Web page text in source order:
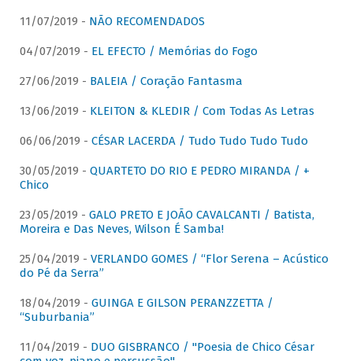
11/07/2019 - NÃO RECOMENDADOS
04/07/2019 - EL EFECTO / Memórias do Fogo
27/06/2019 - BALEIA / Coração Fantasma
13/06/2019 - KLEITON & KLEDIR / Com Todas As Letras
06/06/2019 - CÉSAR LACERDA / Tudo Tudo Tudo Tudo
30/05/2019 - QUARTETO DO RIO E PEDRO MIRANDA / +
Chico
23/05/2019 - GALO PRETO E JOÃO CAVALCANTI / Batista,
Moreira e Das Neves, Wilson É Samba!
25/04/2019 - VERLANDO GOMES / “Flor Serena – Acústico
do Pé da Serra”
18/04/2019 - GUINGA E GILSON PERANZZETTA /
“Suburbania”
11/04/2019 - DUO GISBRANCO / "Poesia de Chico César